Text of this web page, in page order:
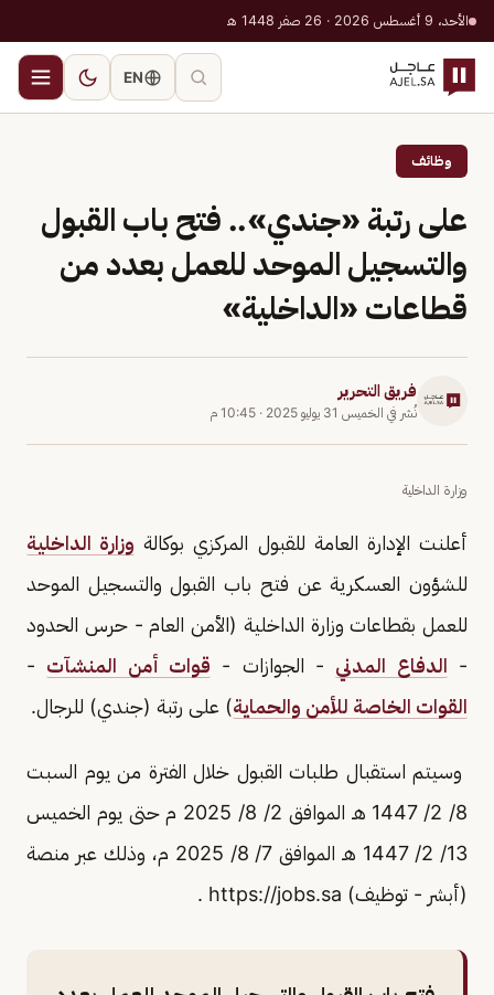
الأحد، 9 أغسطس 2026 · 26 صفر 1448 هـ
EN
وظائف
على رتبة «جندي».. فتح باب القبول
والتسجيل الموحد للعمل بعدد من
قطاعات «الداخلية»
فريق التحرير
نُشر في الخميس 31 يوليو 2025 · 10:45 م
وزارة الداخلية
أعلنت الإدارة العامة للقبول المركزي بوكالة وزارة الداخلية
للشؤون العسكرية عن فتح باب القبول والتسجيل الموحد
للعمل بقطاعات وزارة الداخلية (الأمن العام - حرس الحدود
- الدفاع المدني - الجوازات - قوات أمن المنشآت -
القوات الخاصة للأمن والحماية) على رتبة (جندي) للرجال.
وسيتم استقبال طلبات القبول خلال الفترة من يوم السبت
8/ 2/ 1447 هـ الموافق 2/ 8/ 2025 م حتى يوم الخميس
13/ 2/ 1447 هـ الموافق 7/ 8/ 2025 م، وذلك عبر منصة
(أبشر - توظيف) https://jobs.sa .